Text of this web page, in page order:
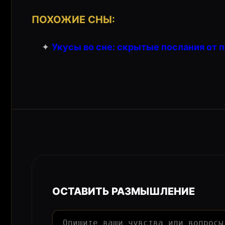
ПОХОЖИЕ СНЫ:
✦ Укусы во сне: скрытые послания от
ОСТАВИТЬ РАЗМЫШЛЕНИЕ